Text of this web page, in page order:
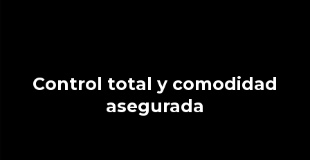
Control total y comodidad
asegurada